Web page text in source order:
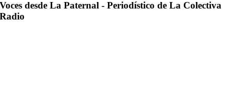
Voces desde La Paternal - Periodístico de La Colectiva
Radio